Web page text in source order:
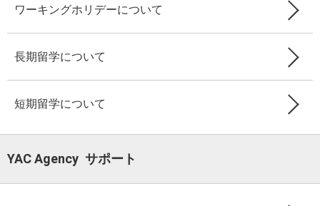
ワーキングホリデーについて
長期留学について
短期留学について
YAC Agency サポート